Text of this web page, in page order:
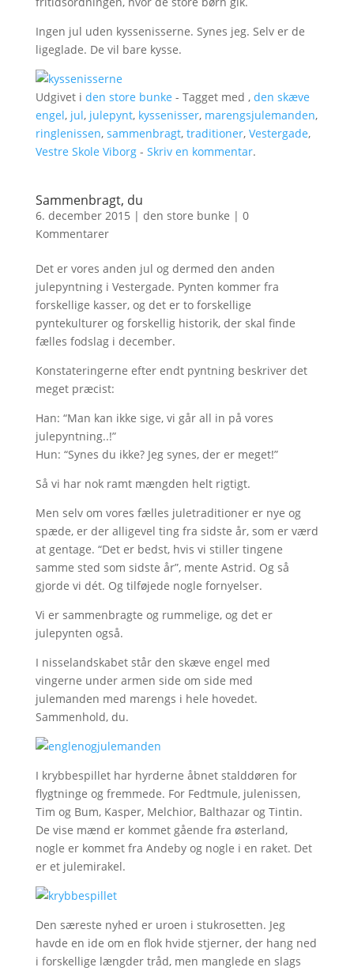
Ingen jul uden kyssenisserne. Synes jeg. Selv er de
ligeglade. De vil bare kysse.
Udgivet i den store bunke - Tagget med , den skæve
engel, jul, julepynt, kyssenisser, marengsjulemanden,
ringlenissen, sammenbragt, traditioner, Vestergade,
Vestre Skole Viborg- Skriv en kommentar.
Sammenbragt, du
6. december 2015 | den store bunke | 0
Kommentarer
Det er vores anden jul og dermed den anden
julepyntning i Vestergade. Pynten kommer fra
forskellige kasser, og det er to forskellige
pyntekulturer og forskellig historik, der skal finde
fælles fodslag i december.
Konstateringerne efter endt pyntning beskriver det
meget præcist:
Han: “Man kan ikke sige, vi går all in på vores
julepyntning..!”
Hun: “Synes du ikke? Jeg synes, der er meget!”
Så vi har nok ramt mængden helt rigtigt.
Men selv om vores fælles juletraditioner er nye og
spæde, er der alligevel ting fra sidste år, som er værd
at gentage. “Det er bedst, hvis vi stiller tingene
samme sted som sidste år”, mente Astrid. Og så
gjorde vi dét. Og tilføjede nogle fornyelser.
Vi er sammenbragte og rummelige, og det er
julepynten også.
I nisselandskabet står den skæve engel med
vingerne under armen side om side med
julemanden med marengs i hele hovedet.
Sammenhold, du.
I krybbespillet har hyrderne åbnet stalddøren for
flygtninge og fremmede. For Fedtmule, julenissen,
Tim og Bum, Kasper, Melchior, Balthazar og Tintin.
De vise mænd er kommet gående fra østerland,
nogle er kommet fra Andeby og nogle i en raket. Det
er et julemirakel.
Den særeste nyhed er uroen i stukrosetten. Jeg
havde en ide om en flok hvide stjerner, der hang ned
i forskellige længder tråd, men manglede en slags